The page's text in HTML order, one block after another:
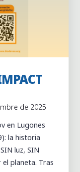
de 2025
en Lugones
la historia
luz, SIN
el planeta. Tras